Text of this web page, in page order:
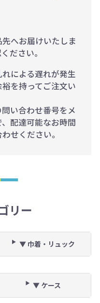
へお届けいたしま
ださい。
による遅れが発生
を持ってご注文い
い合わせ番号をメ
配達可能なお時間
せください。
リー
▼ 巾着・リュック
▼ ケース